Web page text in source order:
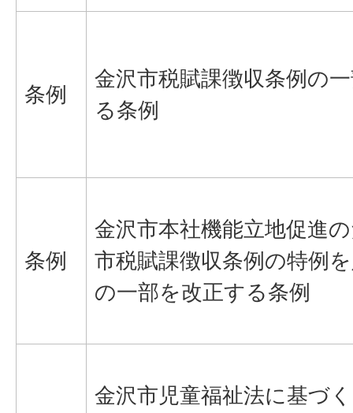
条例
金沢市税賦課徴収条例の
る条例
条例
金沢市本社機能立地促進
市税賦課徴収条例の特例
の一部を改正する条例
金沢市児童福祉法に基づ